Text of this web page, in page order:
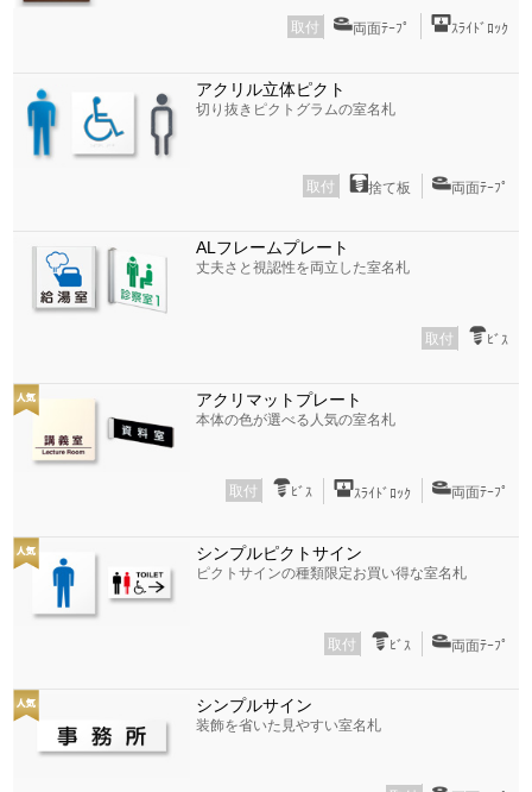
取付 両面ﾃｰﾌﾟ ｽﾗｲﾄﾞﾛｯｸ
アクリル立体ピクト
切り抜きピクトグラムの室名札
取付 捨て板 両面ﾃｰﾌﾟ
ALフレームプレート
丈夫さと視認性を両立した室名札
取付 ﾋﾞｽ
アクリマットプレート
本体の色が選べる人気の室名札
取付 ﾋﾞｽ ｽﾗｲﾄﾞﾛｯｸ 両面ﾃｰﾌﾟ
シンプルピクトサイン
ピクトサインの種類限定お買い得な室名札
取付 ﾋﾞｽ 両面ﾃｰﾌﾟ
シンプルサイン
装飾を省いた見やすい室名札